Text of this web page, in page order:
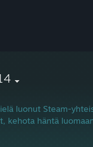
luonut Steam-
kehota häntä